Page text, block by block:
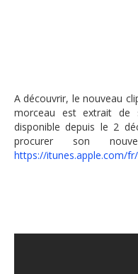
A découvrir, le nouveau
morceau est extrait de
disponible depuis le 2
procurer son
https://itunes.apple.com/